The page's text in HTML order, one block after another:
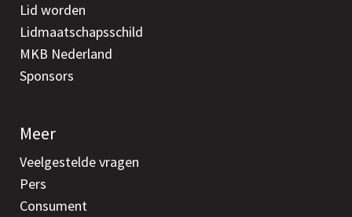
Lid worden
Lidmaatschapsschild
MKB Nederland
Sponsors
Meer
Veelgestelde vragen
Pers
Consument